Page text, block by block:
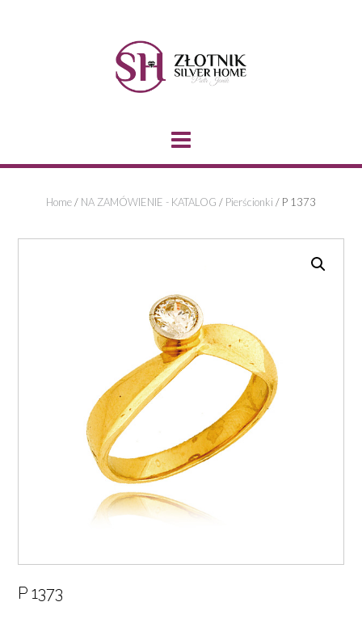
Home/ NA ZAMÓWIENIE - KATALOG / Pierścionki / P 1373
P 1373